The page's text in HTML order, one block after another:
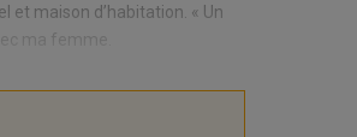
et maison d’habitation. « Un
ma femme.